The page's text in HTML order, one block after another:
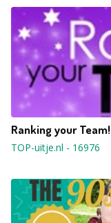
Ranking your Team!
TOP-uitje.nl - 16976